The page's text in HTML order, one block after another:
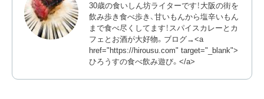
30歳の食いしん坊ライターです！大阪の街を
飲み歩き食べ歩き、甘いもんから塩辛いもん
まで食べ尽くしてます！スパイスカレーとカ
フェとお酒が大好物。ブログ→<a
href="https://hirousu.com" target="_blank">
ひろうすの食べ飲み遊び。</a>